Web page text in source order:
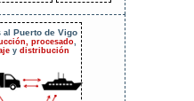
al Puerto de Vigo
procesado,
ydistribución